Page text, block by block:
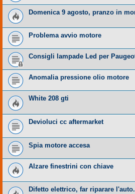
Domenica 9 agosto, pranzo in
Problema avvio motore
Consigli lampade Led per
Anomalia pressione olio motore
White 208 gti
Devioluci cc aftermarket
Spia motore accesa
Alzare finestrini con chiave
Difetto elettrico, far riparare